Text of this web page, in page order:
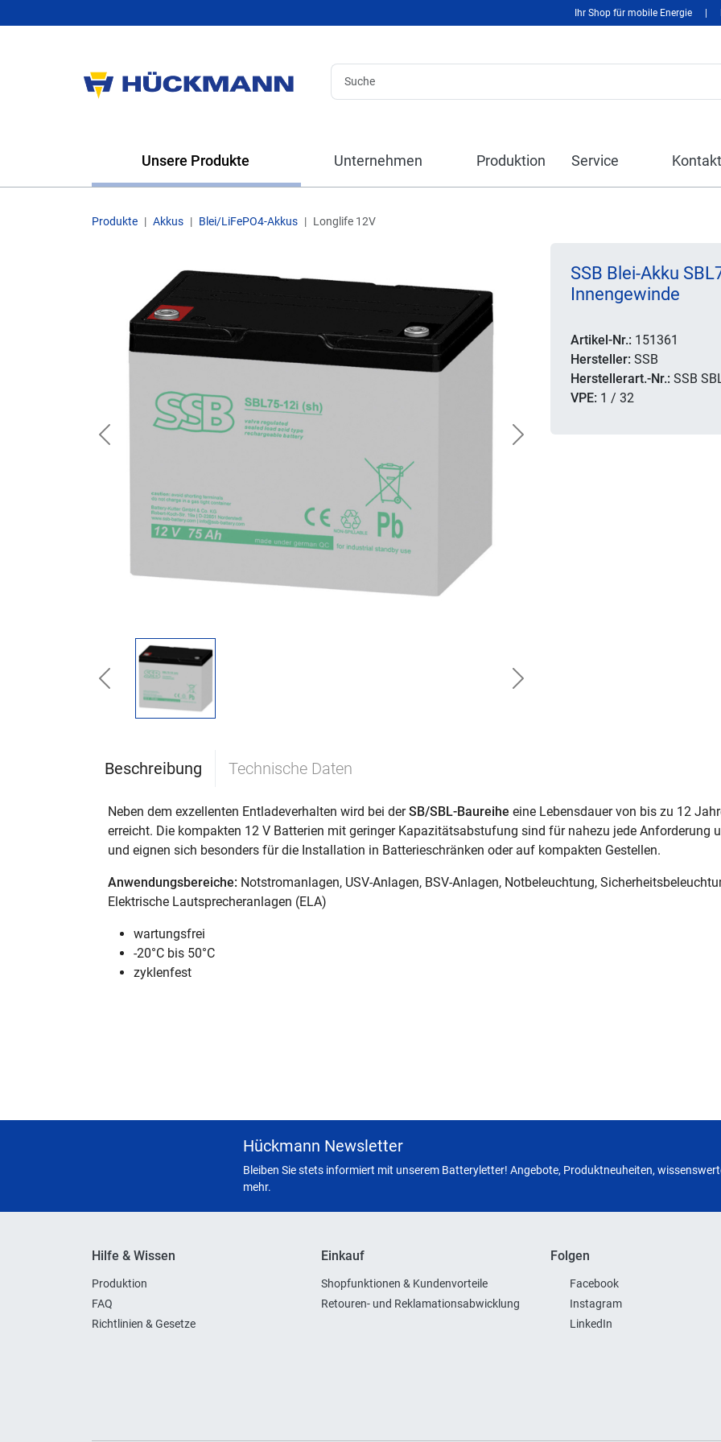
Ihr Shop für mobile Energie
Unsere Produkte Unternehmen Produktion Service Kontakt
Produkte Akkus Blei/LiFePO4-Akkus Longlife 12V
Previous Next
Previous Next
SSB Blei-Akku
Innengewinde
Artikel-Nr.: 151361
Hersteller: SSB
Herstellerart.-Nr.: SSB
VPE: 1 / 32
Beschreibung Technische Daten
Neben dem exzellenten Entladeverhalten wird bei derSB/SBL-Baureihe eine Lebensdauer von bis zu 12
erreicht. Die kompakten 12 V Batterien mit geringer Kapazitätsabstufung sind für nahezu jede Anforderung
und eignen sich besonders für die Installation in Batterieschränken oder auf kompakten Gestellen.
Anwendungsbereiche: Notstromanlagen, USV-Anlagen, BSV-Anlagen, Notbeleuchtung,
Elektrische Lautsprecheranlagen (ELA)
wartungsfrei
-20°C bis 50°C
zyklenfest
Hückmann Newsletter
Bleiben Sie stets informiert mit unserem Batteryletter! Angebote, Produktneuheiten,
mehr.
Hilfe & Wissen
Produktion
FAQ
Richtlinien & Gesetze
Einkauf
Shopfunktionen & Kundenvorteile
Retouren- und Reklamationsabwicklung
Folgen
Facebook
Instagram
LinkedIn